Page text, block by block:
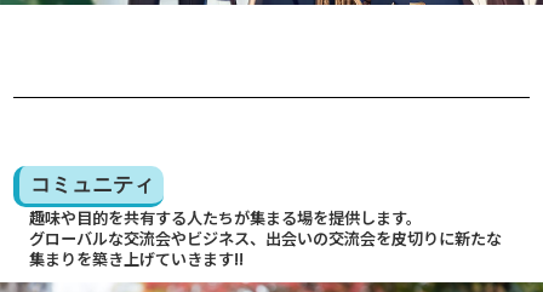
コミュニティ
趣味や目的を共有する人たちが集まる場を提供します。
グローバルな交流会やビジネス、出会いの交流会を皮切りに新たな
集まりを築き上げていきます!!